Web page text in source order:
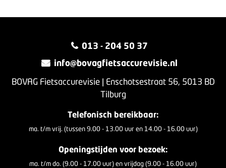
013 - 204 50 37
info@bovagfietsaccurevisie.nl
BOVAG Fietsaccurevisie | Enschotsestraat 56, 5013 BD
Tilburg
Telefonisch bereikbaar:
ma. t/m vrij. (tussen 9.00 - 13.00 uur en 14.00 - 16.00 uur)
Openingstijden voor bezoek:
ma. t/m do. (9.00 - 17.00 uur) en vrijdag (9.00 - 16.00 uur)